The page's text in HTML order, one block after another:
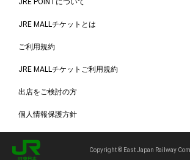
JRE POINTについて
JRE MALLチケットとは
ご利用規約
JRE MALLチケットご利用規約
出店をご検討の方
個人情報保護方針
Copyright © East Japan Railway